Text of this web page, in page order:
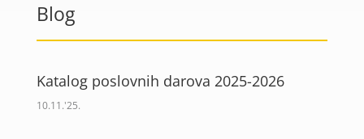
Blog
Katalog poslovnih darova 2025-2026
10.11.'25.